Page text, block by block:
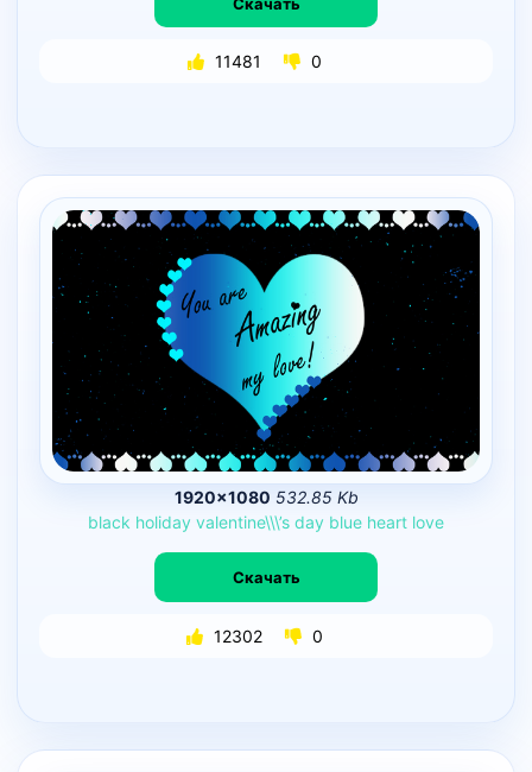
11481 0
1920×1080 532.85 Kb
black holiday valentine\\\’s day blue heart love
Скачать
12302 0